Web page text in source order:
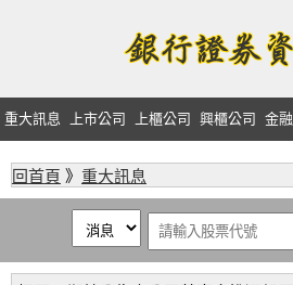
重大訊息 上市公司 上櫃公司 興櫃公司 金
回首頁 》 重大訊息